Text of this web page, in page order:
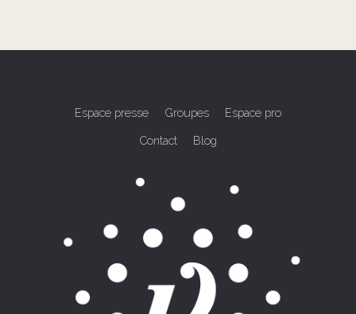
Espace presse Groupes Espace pro
Contact Blog